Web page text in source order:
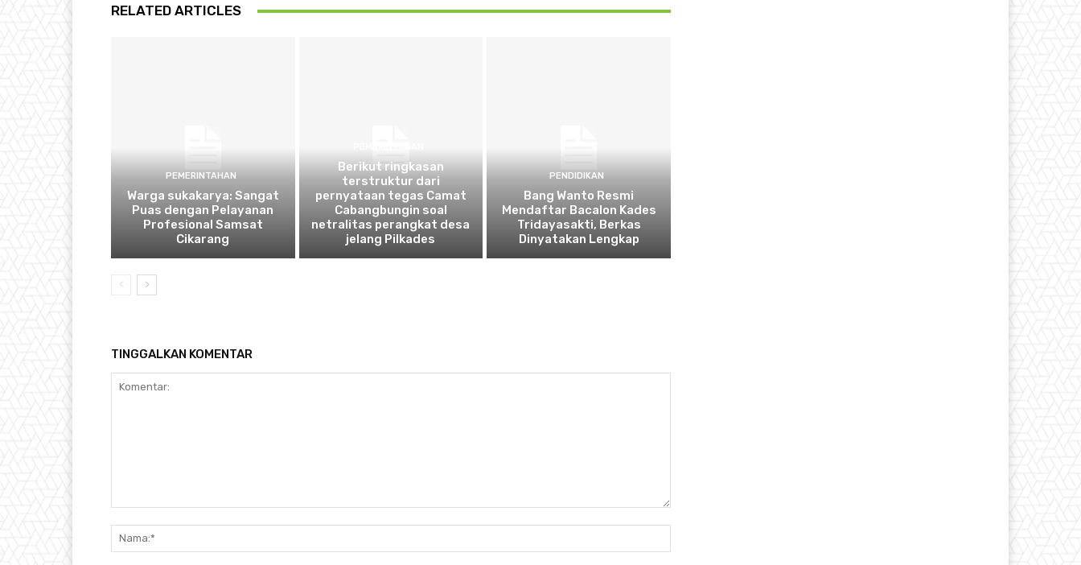
RELATED ARTICLES
PEMERINTAHAN
Warga sukakarya: Sangat
Puas dengan Pelayanan
Profesional Samsat
Cikarang
Berikut ringkasan
terstruktur dari
pernyataan tegas Camat
Cabangbungin soal
netralitas perangkat desa
jelang Pilkades
PENDIDIKAN
Bang Wanto Resmi
Mendaftar Bacalon Kades
Tridayasakti, Berkas
Dinyatakan Lengkap
TINGGALKAN KOMENTAR